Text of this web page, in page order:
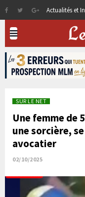
Actualités et
SUR LE NET
Une femme de
une sorcière,
avocatier
02/10/2025